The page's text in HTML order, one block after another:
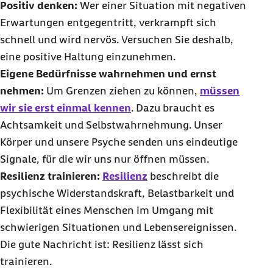
Positiv denken: Wer einer Situation mit negativen
Erwartungen entgegentritt, verkrampft sich
schnell und wird nervös. Versuchen Sie deshalb,
eine positive Haltung einzunehmen.
Eigene Bedürfnisse wahrnehmen und ernst
nehmen: Um Grenzen ziehen zu können, müssen
wir sie erst einmal kennen. Dazu braucht es
Achtsamkeit und Selbstwahrnehmung. Unser
Körper und unsere Psyche senden uns eindeutige
Signale, für die wir uns nur öffnen müssen.
Resilienz trainieren: Resilienz beschreibt die
psychische Widerstandskraft, Belastbarkeit und
Flexibilität eines Menschen im Umgang mit
schwierigen Situationen und Lebensereignissen.
Die gute Nachricht ist: Resilienz lässt sich
trainieren.